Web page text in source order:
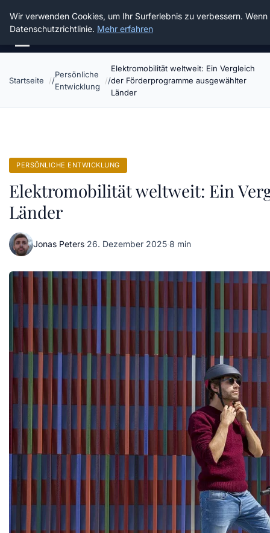
Die Schnitter
Startseite
Persönliche
Entwicklung
Elektromobilität weltweit: Ein Vergleich
der Förderprogramme ausgewählter
Länder
PERSÖNLICHE ENTWICKLUNG
Elektromobilität weltweit: Ein
Länder
Jonas Peters·26. Dezember 2025·8 min
Wir verwenden Cookies, um Ihr Surferlebnis zu verbessern.
Datenschutzrichtlinie. Mehr erfahren